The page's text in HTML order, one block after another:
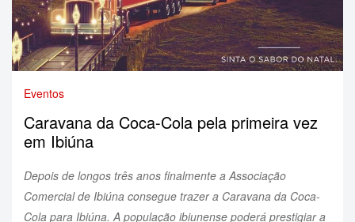
Eventos
Caravana da Coca-Cola pela primeira vez
em Ibiúna
Depois de longos três anos finalmente a Associação
Comercial de Ibiúna consegue trazer a Caravana da Coca-
Cola para Ibiúna. A população ibiunense poderá prestigiar a